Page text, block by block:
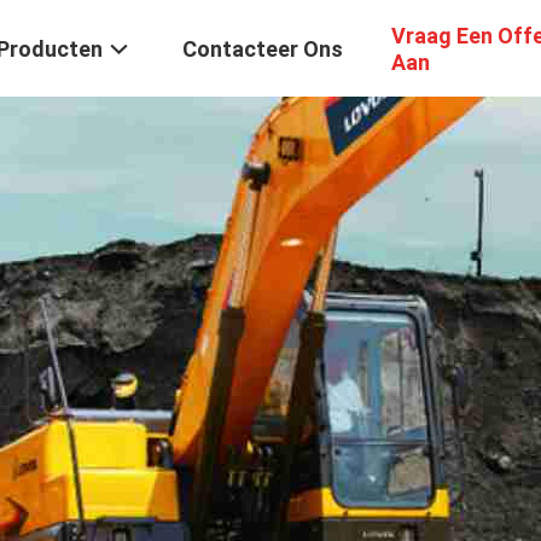
Contacteer Ons
Vraag Een
Aan